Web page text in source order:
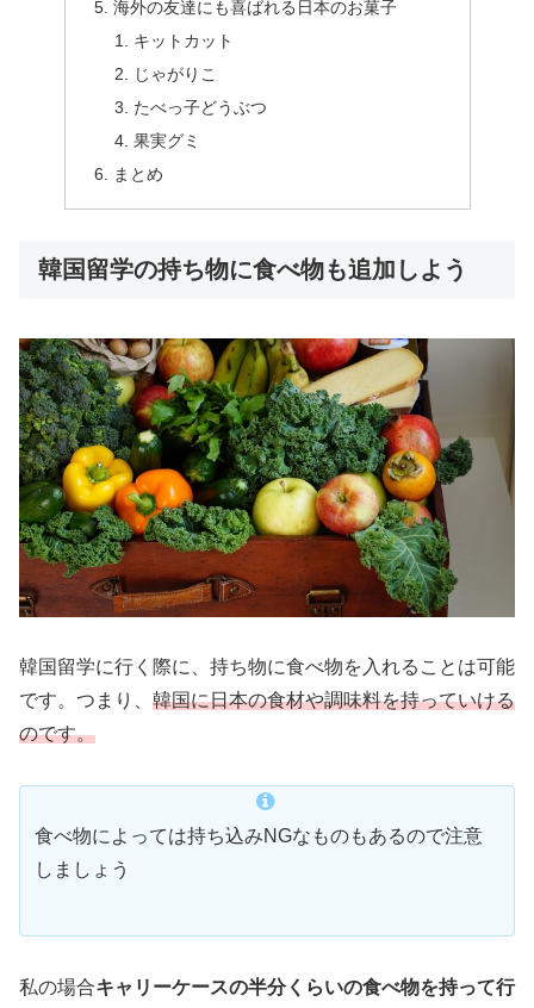
海外の友達にも喜ばれる日本のお菓子
キットカット
じゃがりこ
たべっ子どうぶつ
果実グミ
まとめ
韓国留学の持ち物に食べ物も追加しよう
韓国留学に行く際に、持ち物に食べ物を入れることは可能
です。つまり、 韓国に日本の食材や調味料を持っていける
のです。
食べ物によっては持ち込みNGなものもあるので注意
しましょう
私の場合キャリーケースの半分くらいの食べ物を持って行